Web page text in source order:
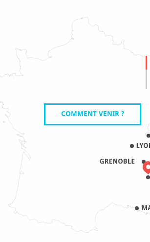
COMMENT VENIR ?